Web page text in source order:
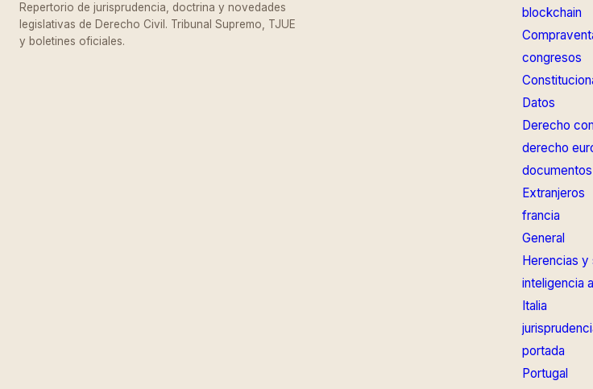
Repertorio de jurisprudencia, doctrina y novedades
legislativas de Derecho Civil. Tribunal Supremo, TJUE
y boletines oficiales.
blockchain
congresos
Datos
Derecho
derecho
documentos
Extranjeros
francia
General
Herencias y
inteligencia
Italia
portada
Portugal